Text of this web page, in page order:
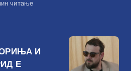
читање
И
Е